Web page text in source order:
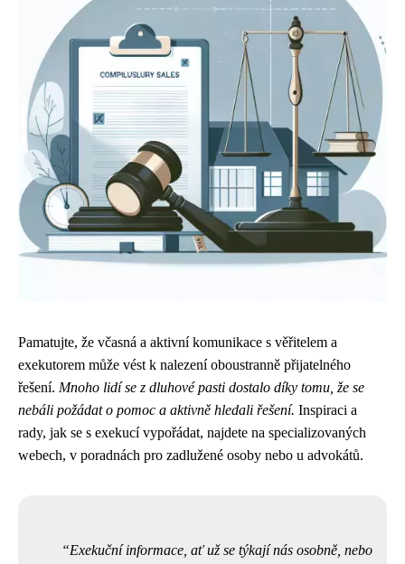
Pamatujte, že včasná a aktivní komunikace s věřitelem a
exekutorem může vést k nalezení oboustranně přijatelného
řešení. Mnoho lidí se z dluhové pasti dostalo díky tomu, že se
nebáli požádat o pomoc a aktivně hledali řešení. Inspiraci a
rady, jak se s exekucí vypořádat, najdete na specializovaných
webech, v poradnách pro zadlužené osoby nebo u advokátů.
Exekuční informace, ať už se týkají nás osobně, nebo